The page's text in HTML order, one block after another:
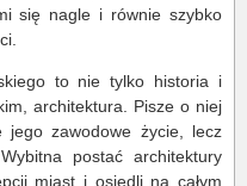
się nagle i równie szybko
to nie tylko historia i
architektura. Pisze o niej
jego zawodowe życie, lecz
postać architektury
miast i osiedli na całym